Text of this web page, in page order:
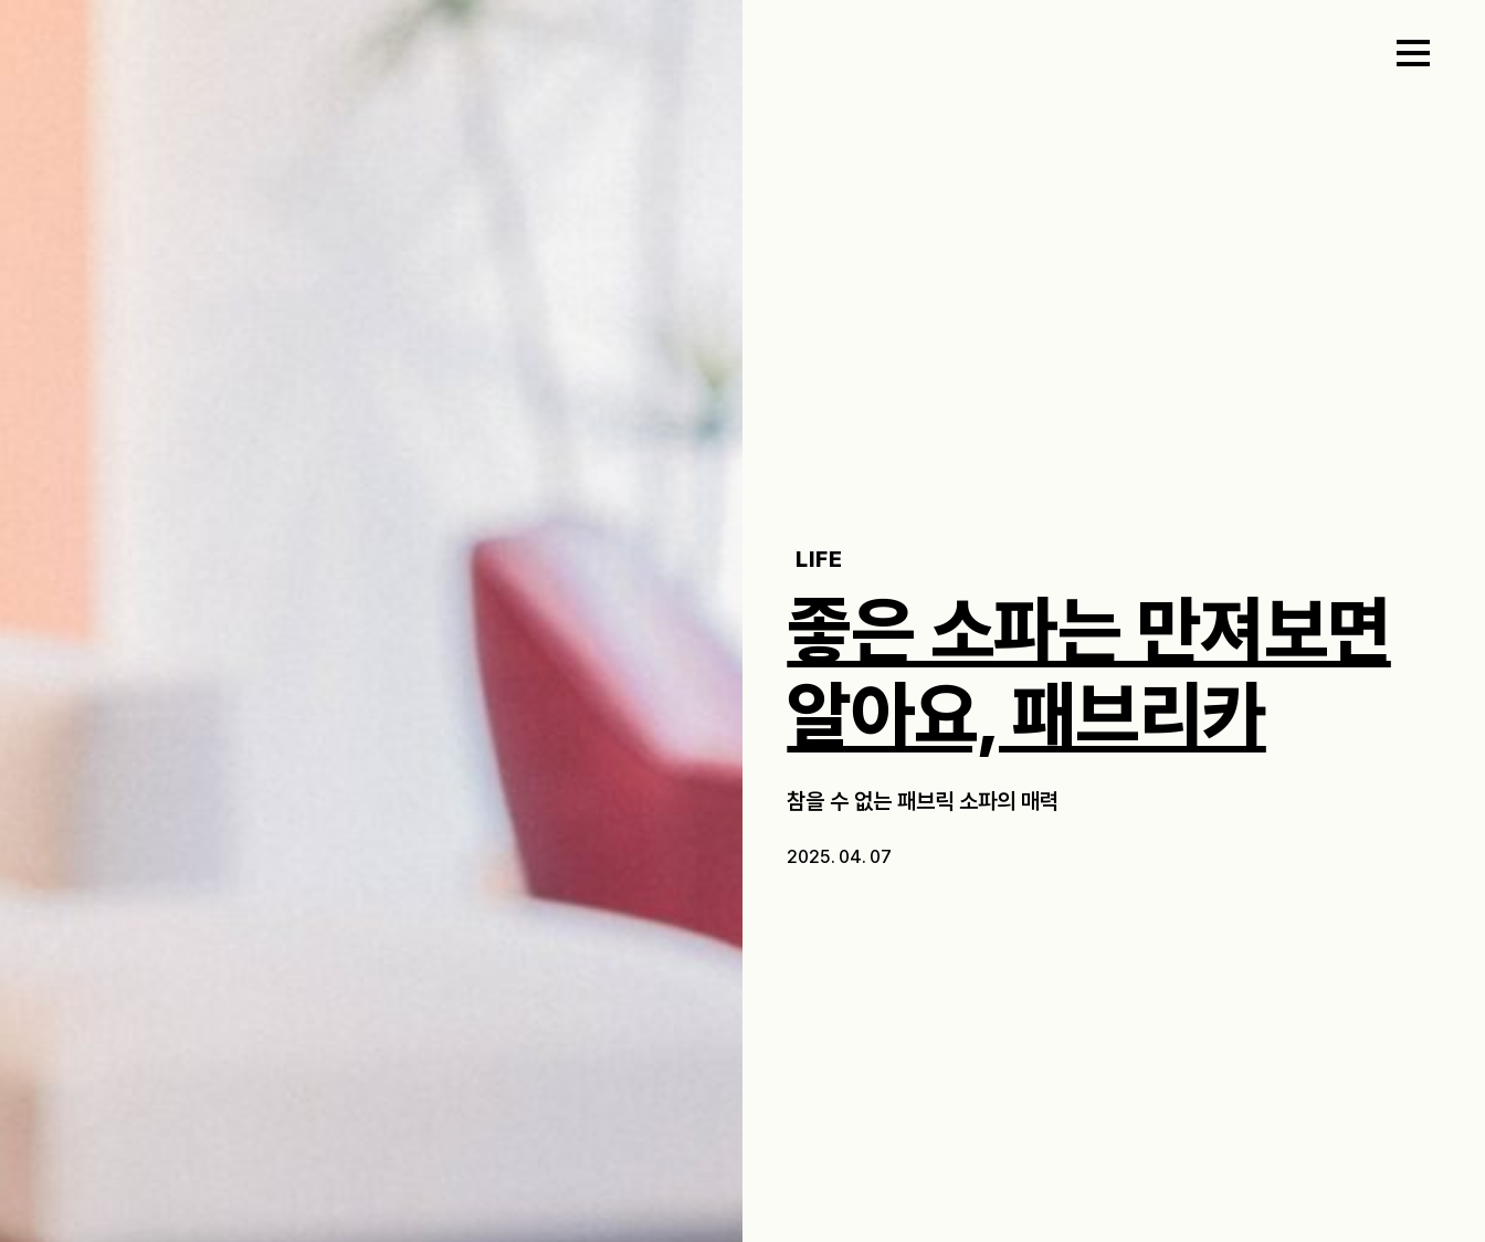
LIFE
좋은 소파는 만져보면
알아요, 패브리카
참을 수 없는 패브릭 소파의 매력
2025. 04. 07